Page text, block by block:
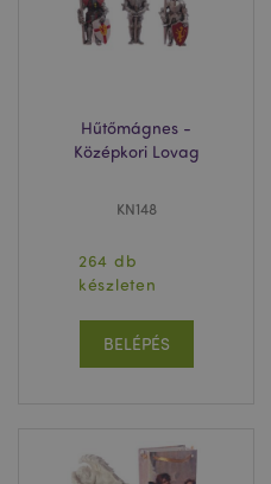
Hűtőmágnes -
Középkori Lovag
KN148
264 db
készleten
BELÉPÉS